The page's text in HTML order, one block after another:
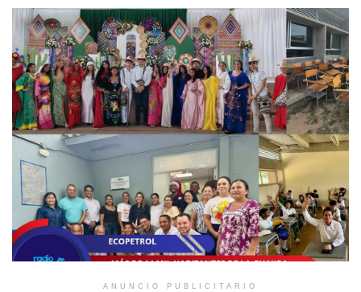
ANUNCIO PUBLICITARIO